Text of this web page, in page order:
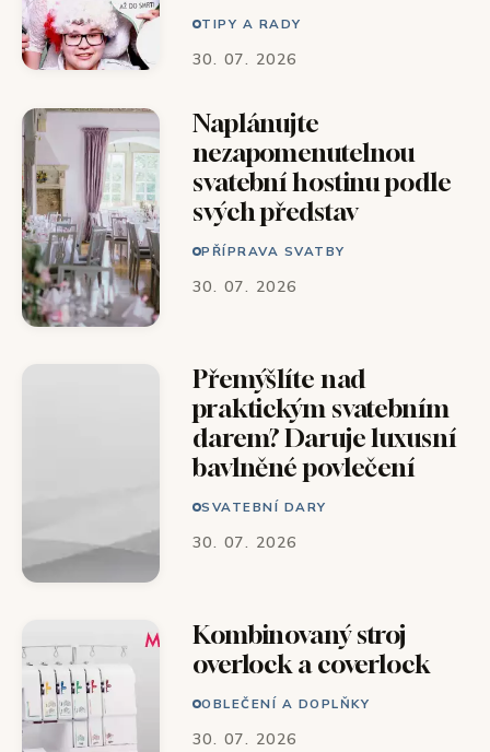
TIPY A RADY
30. 07. 2026
Naplánujte
nezapomenutelnou
svatební hostinu podle
svých představ
PŘÍPRAVA SVATBY
30. 07. 2026
Přemýšlíte nad
praktickým svatebním
darem? Daruje luxusní
bavlněné povlečení
SVATEBNÍ DARY
30. 07. 2026
Kombinovaný stroj
overlock a coverlock
OBLEČENÍ A DOPLŇKY
30. 07. 2026